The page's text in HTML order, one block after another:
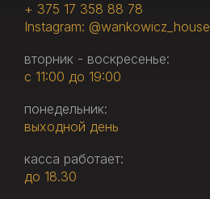
+ 375 17 358 88 78
Instagram: @wankowicz_house
вторник - воскресенье:
с 11:00 до 19:00
понедельник:
выходной день
касса работает:
до 18.30